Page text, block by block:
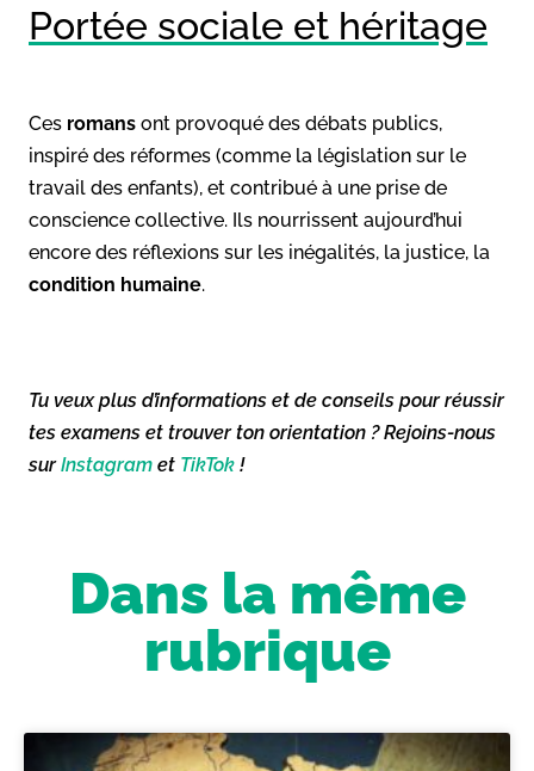
Portée sociale et héritage
Ces romans ont provoqué des débats publics,
inspiré des réformes (comme la législation sur le
travail des enfants), et contribué à une prise de
conscience collective. Ils nourrissent aujourd’hui
encore des réflexions sur les inégalités, la justice, la
condition humaine.
Tu veux plus d’informations et de conseils pour réussir
tes examens et trouver ton orientation ? Rejoins-nous
surInstagram et TikTok !
Dans la même
rubrique